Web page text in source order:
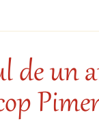
de un